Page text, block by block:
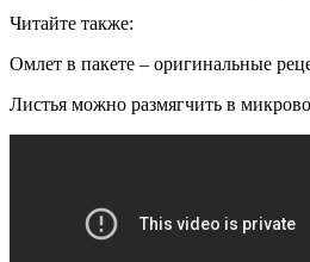
Читайте также:
Омлет в пакете – оригинальные
Листья можно размягчить в